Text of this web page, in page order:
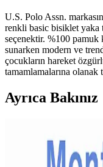
U.S. Polo Assn.
renkli basic bisiklet
seçenektir. %100 pamuk
sunarken modern ve
çocukların hareket
tamamlamalarına olanak
Ayrıca Bakınız
Çocuklar İçin
Hazırlama Rehberi